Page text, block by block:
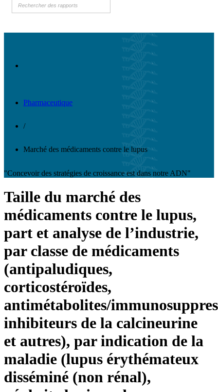
Pharmaceutique
/
Marché des médicaments contre le lupus
"Concevoir des stratégies de croissance est dans notre ADN"
Taille du marché des
médicaments contre le lupus,
part et analyse de l’industrie,
par classe de médicaments
(antipaludiques,
corticostéroïdes,
antimétabolites/
inhibiteurs de la calcineurine
et autres), par indication de la
maladie (lupus érythémateux
disséminé (non rénal),